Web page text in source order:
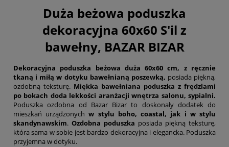
Duża beżowa poduszka
dekoracyjna 60x60 S'il z
bawełny, BAZAR BIZAR
Dekoracyjna poduszka beżowa duża 60x60 cm, z ręcznie
tkaną i miłą w dotyku bawełnianą poszewką, posiada piękną,
ozdobną teksturę. Miękka bawełniana poduszka z frędzlami
po bokach doda lekkości aranżacji wnętrza salonu, sypialni.
Poduszka ozdobna od Bazar Bizar to doskonały dodatek do
mieszkań urządzonychw stylu boho, coastal, jak i w stylu
skandynawskim. Ozdobna poduszka posiada piękną teksturę,
która sama w sobie jest bardzo dekoracyjna i elegancka. Poduszka
przyjemna w dotyku.